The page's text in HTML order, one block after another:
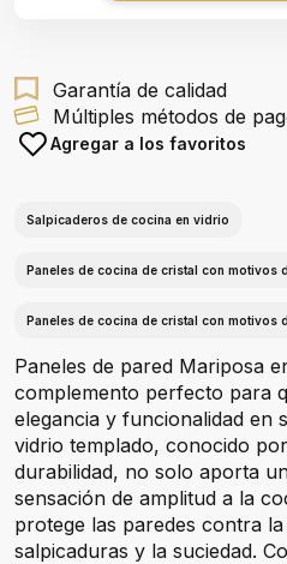
Garantía de calidad
Múltiples métodos de
Agregar a los favoritos
Salpicaderos de cocina en vidrio
Paneles de cocina de cristal con motivos
Paneles de cocina de cristal con motivos
Paneles de pared Mariposa
complemento perfecto para
elegancia y funcionalidad en
vidrio templado, conocido
durabilidad, no solo aporta
sensación de amplitud a la
protege las paredes contra
salpicaduras y la suciedad.